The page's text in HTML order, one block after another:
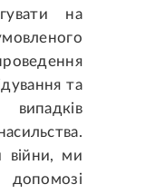
на
та
війни, ми